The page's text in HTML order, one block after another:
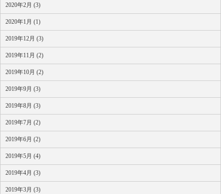
2020年2月 (3)
2020年1月 (1)
2019年12月 (3)
2019年11月 (2)
2019年10月 (2)
2019年9月 (3)
2019年8月 (3)
2019年7月 (2)
2019年6月 (2)
2019年5月 (4)
2019年4月 (3)
2019年3月 (3)